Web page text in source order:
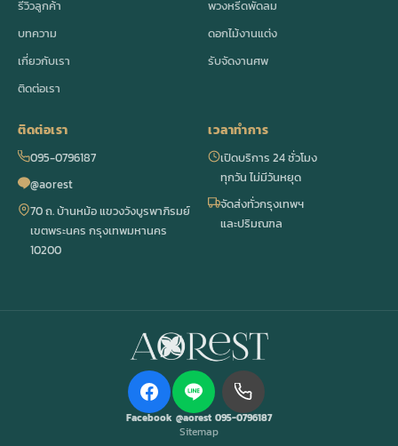
รีวิวลูกค้า
บทความ
เกี่ยวกับเรา
ติดต่อเรา
พวงหรีดพัดลม
ดอกไม้งานแต่ง
รับจัดงานศพ
ติดต่อเรา
095-0796187
@aorest
70 ถ. บ้านหม้อ แขวงวังบูรพาภิรมย์
เขตพระนคร กรุงเทพมหานคร
10200
เวลาทำการ
เปิดบริการ 24 ชั่วโมง
ทุกวัน ไม่มีวันหยุด
จัดส่งทั่วกรุงเทพฯ
และปริมณฑล
Facebook @aorest 095-0796187
Sitemap